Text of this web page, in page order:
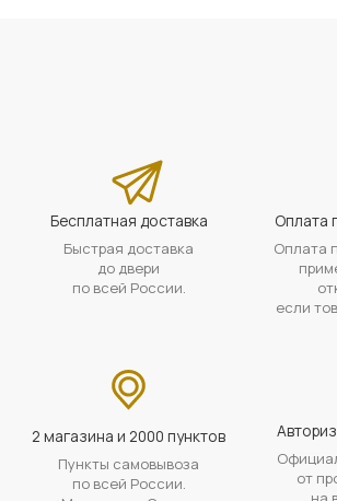
Бесплатная доставка
Быстрая доставка
до двери
по всей России.
Оплата
Оплата
если
2 магазина и 2000 пунктов
Пункты самовывоза
по всей России.
от